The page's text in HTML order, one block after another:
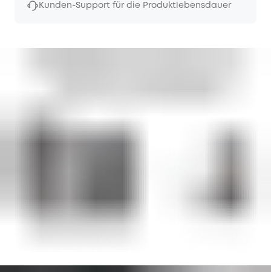
Kunden-Support für die Produktlebensdauer